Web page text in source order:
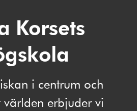
Korsets
i centrum och
erbjuder vi